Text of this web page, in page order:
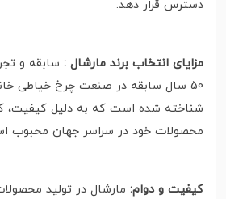
دسترس قرار دهد.
مزایای انتخاب برند مارشال : سابقه و
50 سال سابقه در صنعت چرخ خیاطی
شناخته شده است که به دلیل کیفیت،
محصولات خود در سراسر جهان محبوب
کیفیت و دوام: مارشال در تولید